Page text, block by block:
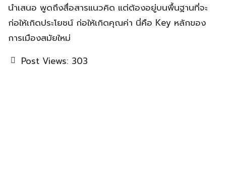
นำเสนอ พูดถึงสื่อสารแนวคิด แต่ต้องอยู่บนพื้นฐานที่จะ
ก่อให้เกิดประโยชน์ ก่อให้เกิดคุณค่า นี่คือ Key หลักของ
การเมืองสมัยใหม่
Post Views: 303